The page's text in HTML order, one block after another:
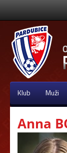
Klub Muži
Anna